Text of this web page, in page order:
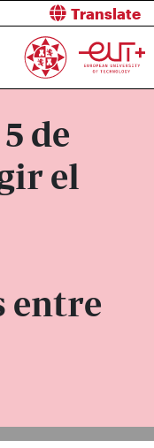
Translate
de
el
entre
a los